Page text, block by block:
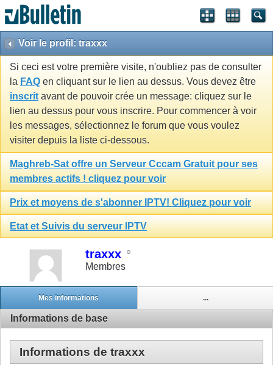
Voir le profil: traxxx
Si ceci est votre première visite, n'oubliez pas de consulter
la FAQ en cliquant sur le lien au dessus. Vous devez être
inscrit avant de pouvoir crée un message: cliquez sur le
lien au dessus pour vous inscrire. Pour commencer à voir
les messages, sélectionnez le forum que vous voulez
visiter depuis la liste ci-dessous.
Maghreb-Sat offre un Serveur Cccam Gratuit pour ses
membres actifs ! cliquez pour voir
Prix et moyens de s'abonner IPTV! Cliquez pour voir
Etat et Suivis du serveur IPTV
traxxx
Membres
Mes informations ...
Informations de base
Informations de traxxx